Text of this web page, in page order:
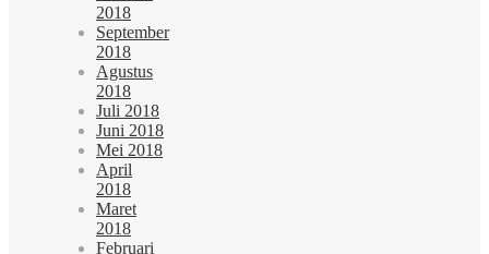
2018
September
2018
Agustus
2018
Juli 2018
Juni 2018
Mei 2018
April
2018
Maret
2018
Februari